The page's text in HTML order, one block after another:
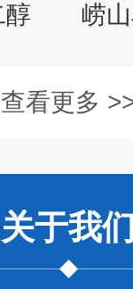
醇 崂
查看更多
关于我